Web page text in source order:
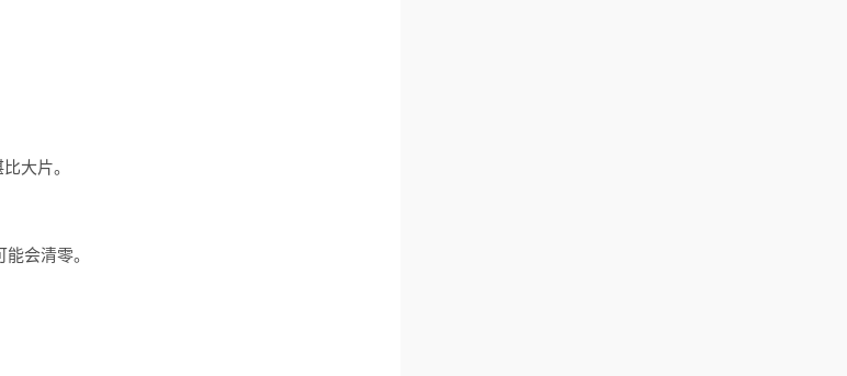
大片。
会清零。